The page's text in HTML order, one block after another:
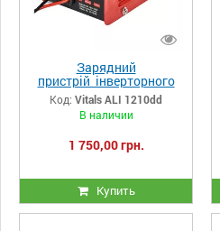
Зарядний
пристрій інверторного
типу Vitals ALI 1210dd
Код: Vitals ALI 1210dd
В наличии
1 750,00 грн.
Купить